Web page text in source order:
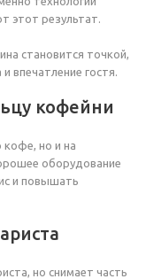
этот результат.
становится точкой,
впечатление гостя.
кофейни
кофе, но и на
оборудование
и повышать
но снимает часть